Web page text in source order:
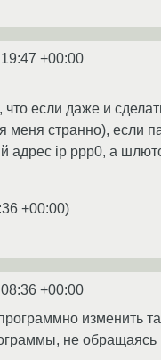
+00:00
если даже и
странно), если
адрес ip ppp0, а
+00:00)
+00:00
изменить
не обращаясь